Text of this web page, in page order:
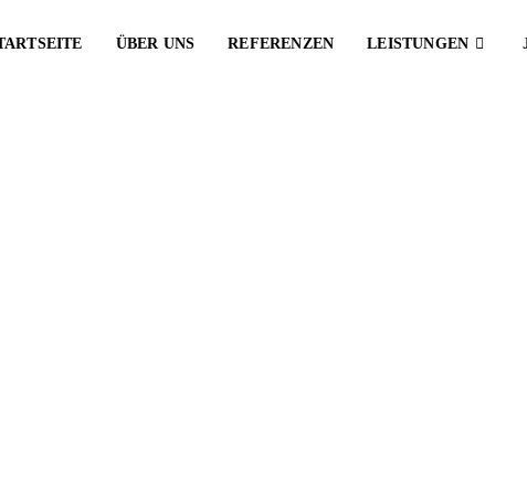
ÜBER UNS REFERENZEN LEISTUNGEN